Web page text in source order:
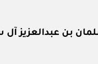
بن عبدالعزيز